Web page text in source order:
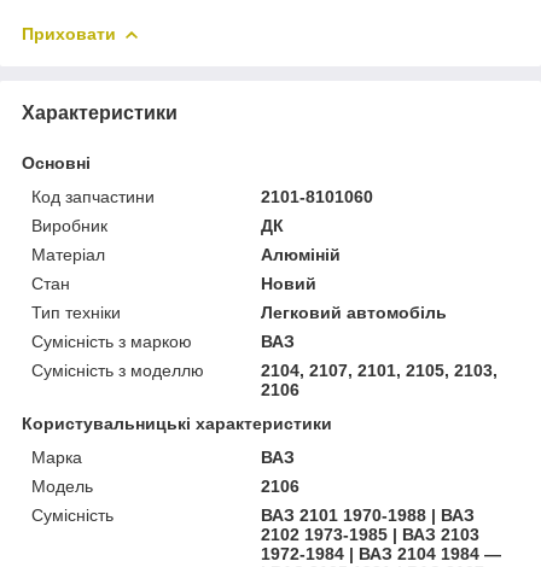
Приховати
Характеристики
Основні
Код запчастини
2101-8101060
Виробник
ДК
Матеріал
Алюміній
Стан
Новий
Тип техніки
Легковий автомобіль
Сумісність з маркою
ВАЗ
Сумісність з моделлю
2104, 2107, 2101, 2105, 2103,
2106
Користувальницькі характеристики
Марка
ВАЗ
Мoдель
2106
Сумісність
ВАЗ 2101 1970-1988 | ВАЗ
2102 1973-1985 | ВАЗ 2103
1972-1984 | ВАЗ 2104 1984 —